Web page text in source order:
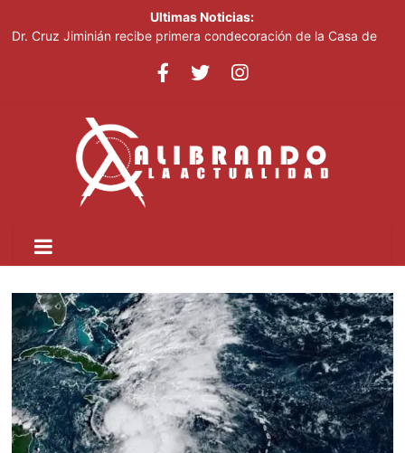
Ultimas Noticias:
Dr. Cruz Jiminián recibe primera condecoración de la Casa de
El mundo del fútbol despide a Jorge Messi, padre del astro
Johnny Pujols: "Hay decenas de miles de ciudadanos que
quieren inscribirse en el PLD"
César Fernández acusa al Gobierno de presentar logros que no
reflejan la realidad económica